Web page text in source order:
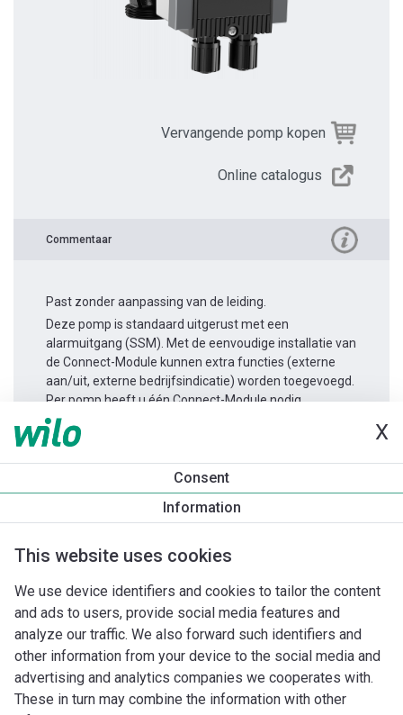
X
Consent
Information
This website uses cookies
We use device identifiers and cookies to tailor the content
and ads to users, provide social media features and
analyze our traffic. We also forward such identifiers and
other information from your device to the social media and
advertising and analytics companies we cooperates with.
These in turn may combine the information with other
Vervangende pomp kopen
Online catalogus
Commentaar
Past zonder aanpassing van de leiding.
Deze pomp is standaard uitgerust met een
alarmuitgang (SSM). Met de eenvoudige installatie van
de Connect-Module kunnen extra functies (externe
aan/uit, externe bedrijfsindicatie) worden toegevoegd.
Per pomp heeft u één Connect-Module nodig.
Productinformatie